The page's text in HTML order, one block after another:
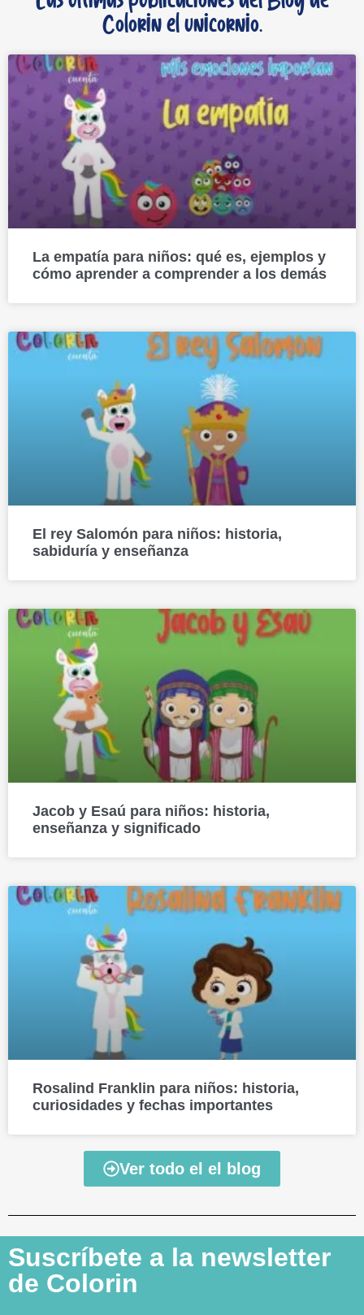
Colorin el unicornio.
La empatía para niños: qué es, ejemplos y
cómo aprender a comprender a los demás
El rey Salomón para niños: historia,
sabiduría y enseñanza
Jacob y Esaú para niños: historia,
enseñanza y significado
Rosalind Franklin para niños: historia,
curiosidades y fechas importantes
Ver todo el el blog
Suscríbete a la newsletter
de Colorin